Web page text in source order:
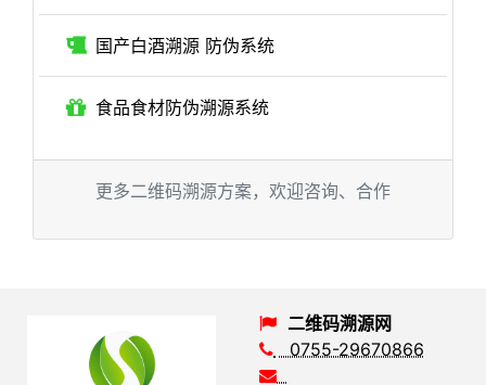
国产白酒溯源 防伪系统
食品食材防伪溯源系统
更多二维码溯源方案，欢迎咨询、合作
二维码溯源网
0755-29670866